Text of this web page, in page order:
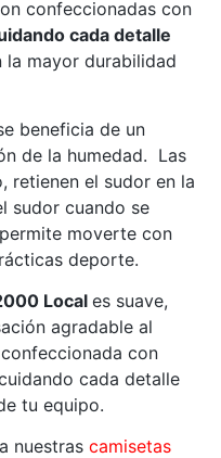
confeccionadas con
cada detalle
la mayor durabilidad
beneficia de un
de la humedad. Las
retienen el sudor en la
sudor cuando se
moverte con
deporte.
Local es suave,
agradable al
con
cada detalle
tu equipo.
nuestrascamisetas